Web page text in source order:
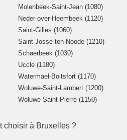
Molenbeek-Saint-Jean (1080)
Neder-over-Heembeek (1120)
Saint-Gilles (1060)
Saint-Josse-ten-Noode (1210)
Schaerbeek (1030)
Uccle (1180)
Watermael-Boitsfort (1170)
Woluwe-Saint-Lambert (1200)
Woluwe-Saint-Pierre (1150)
choisir à Bruxelles ?